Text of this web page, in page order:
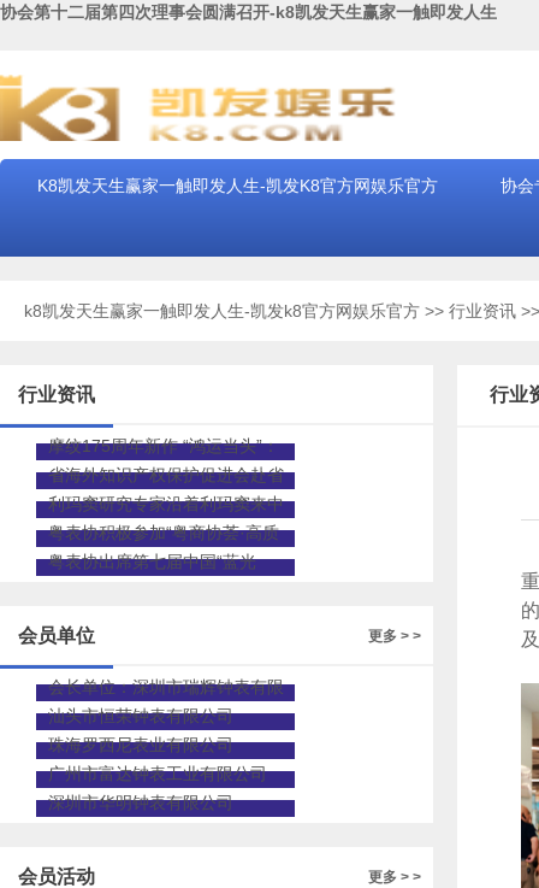
协会第十二届第四次理事会圆满召开-k8凯发天生赢家一触即发人生
K8凯发天生赢家一触即发人生-凯发K8官方网娱乐官方 协会
k8凯发天生赢家一触即发人生-凯发k8官方网娱乐官方 >> 行业资讯
行业资讯
摩纹175周年新作 “鸿运当头”：
日历焕形，打破常规美学
省海外知识产权保护促进会赴省
表协调研 共商海外知识产权护航
大计
利玛窦研究专家沿着利玛窦来中
国的足迹到肇庆研学
粤表协积极参加“粤商协荟·高质
量发展”能力提升培训班
粤表协出席第七届中国“蓝光
更多 > >
会员单位
会长单位：深圳市瑞辉钟表有限
公司
汕头市恒荣钟表有限公司
珠海罗西尼表业有限公司
广州市富达钟表工业有限公司
深圳市华明钟表有限公司
更多 > >
会员活动
行业